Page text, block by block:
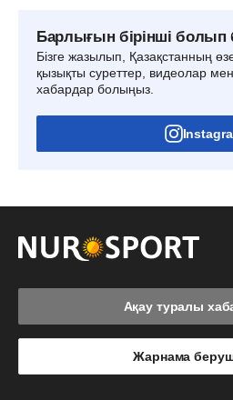
Барлығын бірінші болып
Бізге жазылып, Қазақстанның
қызықты суреттер, видеолар
хабардар болыңыз.
Ақау туралы
Жарнама